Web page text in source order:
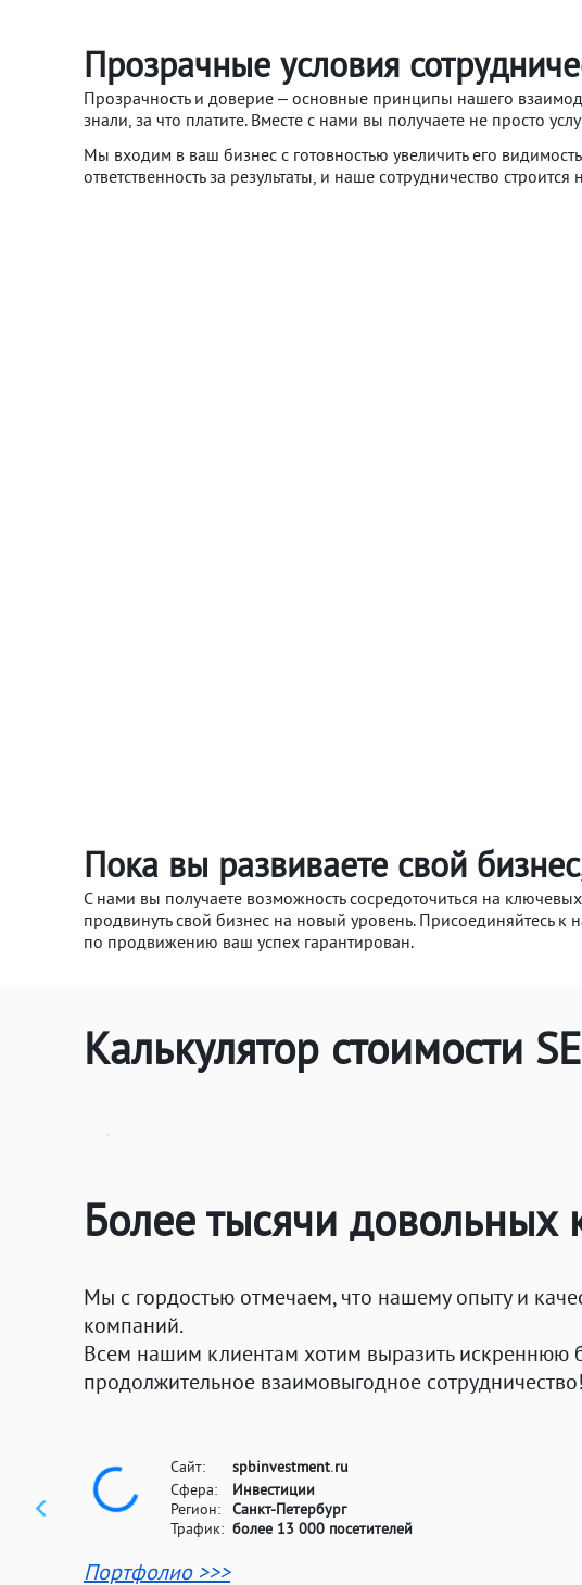
Прозрачные условия
Прозрачность и доверие – основные принципы нашего
знали, за что платите. Вместе с нами вы получаете не просто
Мы входим в ваш бизнес с готовностью увеличить его
ответственность за результаты, и наше сотрудничество
Пока вы развиваете свой
С нами вы получаете возможность сосредоточиться на
продвинуть свой бизнес на новый уровень. Присоединяйтесь
по продвижению ваш успех гарантирован.
Калькулятор стоимости
Более тысячи
Мы с гордостью отмечаем, что нашему опыту и
компаний.
Всем нашим клиентам хотим выразить искреннюю
продолжительное взаимовыгодное сотрудничество!
Сайт: spbinvestment• ru
Сфера:
Инвестиции
Регион:
Санкт-Петербург
Трафик: более 13 000 посетителей
Портфолио >>>